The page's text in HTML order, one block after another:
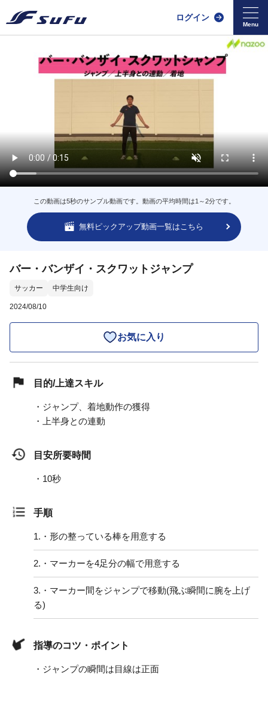
ログイン
この動画は5秒のサンプル動画です。動画の平均時間は1～2分です。
無料ピックアップ動画一覧はこちら
バー・バンザイ・スクワットジャンプ
サッカー 中学生向け
2024/08/10
お気に入り
目的/上達スキル
・ジャンプ、着地動作の獲得
・上半身との連動
目安所要時間
・10秒
手順
1. ・形の整っている棒を用意する
2. ・マーカーを4足分の幅で用意する
3. ・マーカー間をジャンプで移動(飛ぶ瞬間に腕を上げ
る)
指導のコツ・ポイント
・ジャンプの瞬間は目線は正面